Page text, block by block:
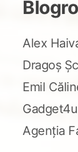
Alex
Dragoș
Emil
Gadget4u
Agenția